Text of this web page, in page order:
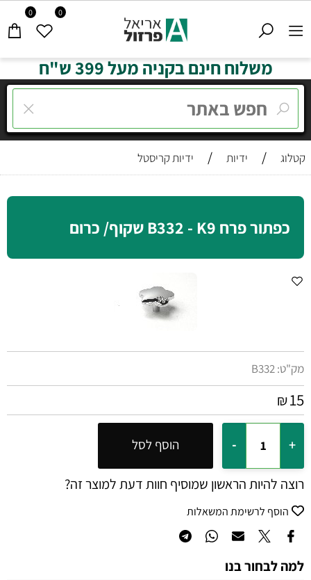
0 0
משלוח חינם בקניה מעל 399 ש"ח
קטלוג / ידיות / ידיות קריסטל
כפתור פרח B332 - K9 שקוף/ כרום
מק"ט:B332
₪15
הוסף לסל
רוצה להיות הראשון שמוסיף חוות דעת למוצר זה?
הוסף לרשימת המשאלות
למה לבחור בנו